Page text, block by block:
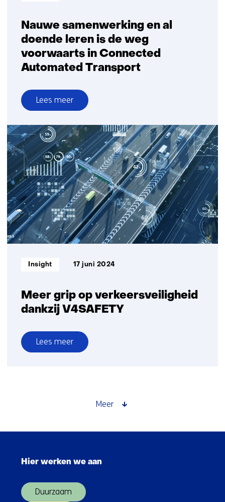
Nauwe samenwerking en al
doende leren is de weg
voorwaarts in Connected
Automated Transport
Lees meer
over
Nauwe
samenwerking
en
al
doende
leren
is
de
weg
voorwaarts
in
Automated
Meer grip op verkeersveiligheid
dankzij V4SAFETY
Informatietype:
Insight 17 juni 2024
Lees meer
over
verkeersveiligheidMeer
Hier werken we aan
Duurzaam